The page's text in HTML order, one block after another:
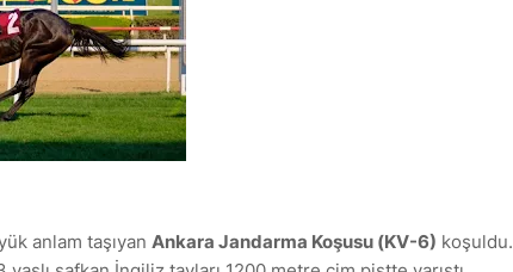
anlam taşıyan Ankara Jandarma Koşusu (KV-6) koşuldu.